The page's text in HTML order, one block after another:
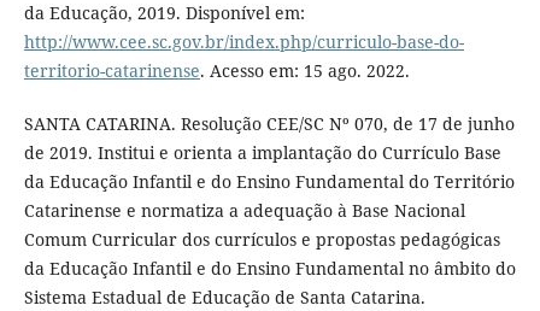
da Educação, 2019. Disponível em:
http://www.cee.sc.gov.br/index.php/curriculo-base-do-
territorio-catarinense. Acesso em: 15 ago. 2022.
SANTA CATARINA. Resolução CEE/SC Nº 070, de 17 de junho
de 2019. Institui e orienta a implantação do Currículo Base
da Educação Infantil e do Ensino Fundamental do Território
Catarinense e normatiza a adequação à Base Nacional
Comum Curricular dos currículos e propostas pedagógicas
da Educação Infantil e do Ensino Fundamental no âmbito do
Sistema Estadual de Educação de Santa Catarina.